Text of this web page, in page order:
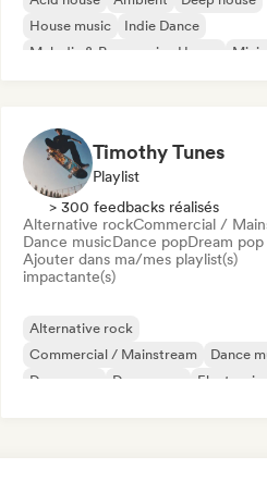
House music
Indie Dance
Melodic & Progressive House
Timothy Tunes
Playlist
> 300 feedbacks réalisés
Alternative rockCommercial /
Dance musicDance popDream pop
Ajouter dans ma/mes playlist(s)
impactante(s)
Alternative rock
Commercial / Mainstream
Dance
Dance pop
Dream pop
Electronic